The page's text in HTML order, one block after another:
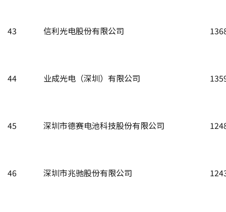
43 信利光电股份有限公司
44 业成光电（深圳）有限公司
45 深圳市德赛电池科技股份有限公司
46 深圳市兆驰股份有限公司